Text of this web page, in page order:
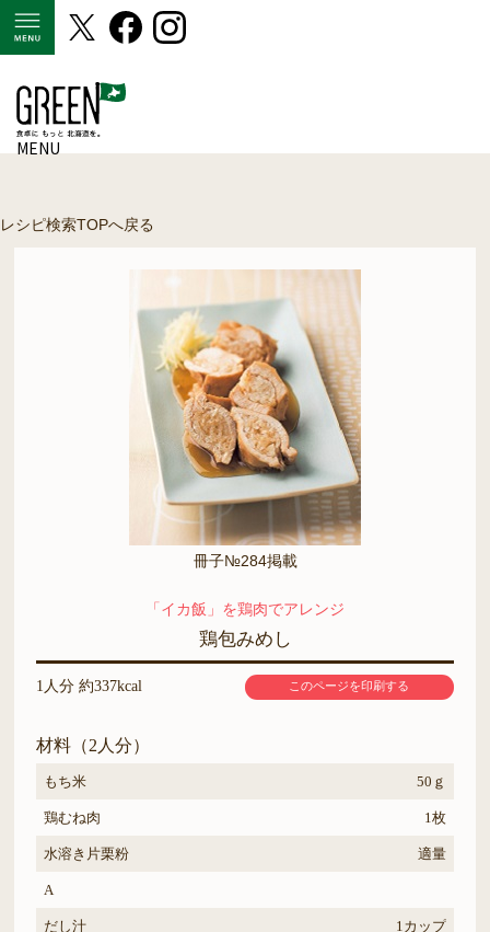
MENU
レシピ検索TOPへ戻る
冊子№284掲載
「イカ飯」を鶏肉でアレンジ
鶏包みめし
1人分 約337kcal このページを印刷する
材料（2人分）
もち米 50ｇ
鶏むね肉 1枚
水溶き片栗粉 適量
A
だし汁 1カップ